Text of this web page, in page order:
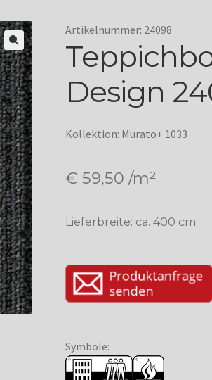
Artikelnummer: 24098
Design
Kollektion: Murato+ 1033
€ 59,50 /m²
Lieferbreite: ca. 400 cm
Symbole: